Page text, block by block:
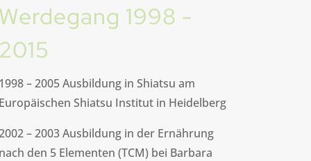
1998 -
– 2005 Ausbildung in Shiatsu am
Shiatsu Institut in Heidelberg
– 2003 Ausbildung in der Ernährung
den 5 Elementen (TCM) bei Barbara